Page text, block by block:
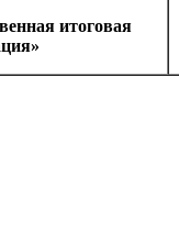
итоговая